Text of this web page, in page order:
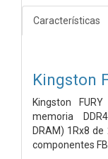
Características
Kingston
Kingston
memoria
DRAM) 1Rx8
componentes